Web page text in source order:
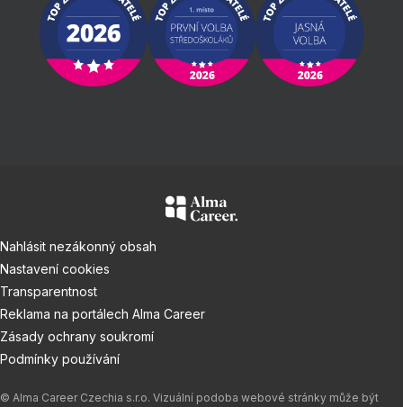
Nahlásit nezákonný obsah
Nastavení cookies
Transparentnost
Reklama na portálech Alma Career
Zásady ochrany soukromí
Podmínky používání
© Alma Career Czechia s.r.o. Vizuální podoba webové stránky může být